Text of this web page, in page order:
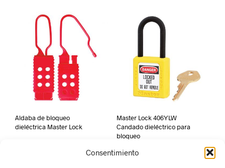
Consentimiento
Aldaba de bloqueo
dieléctrica Master Lock
Master Lock 406YLW
Candado dieléctrico para
bloqueo